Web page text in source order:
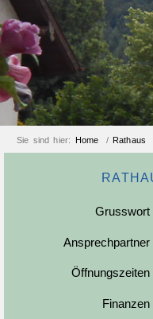
Sie sind hier: Home / Rathaus
Grusswort
Ansprechpartner
Öffnungszeiten
Finanzen